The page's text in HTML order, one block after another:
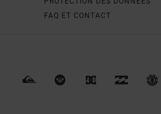
FAQ ET CONTACT